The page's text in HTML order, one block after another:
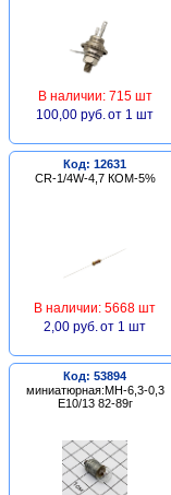
В наличии: 715 шт
100,00 руб. от 1 шт
Код: 12631
CR-1/4W-4,7 КОМ-5%
В наличии: 5668 шт
2,00 руб. от 1 шт
Код: 53894
миниатюрная:МН-6,3-0,3
Е10/13 82-89г